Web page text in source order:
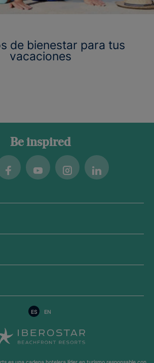
de bienestar para tus
vacaciones
Be inspired
YoutubeInstagramLinkedin
ES EN
es una cadena hotelera líder en turismo responsable con